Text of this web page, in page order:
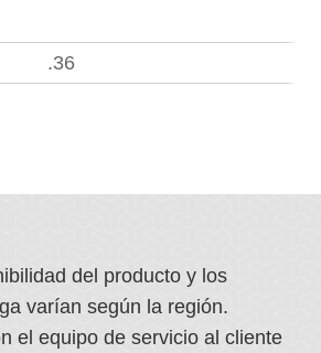
.36
del producto y los
varían según la región.
el equipo de servicio al cliente